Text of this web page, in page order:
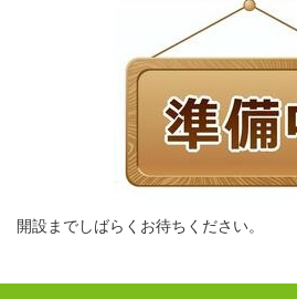
開設までしばらくお待ちください。